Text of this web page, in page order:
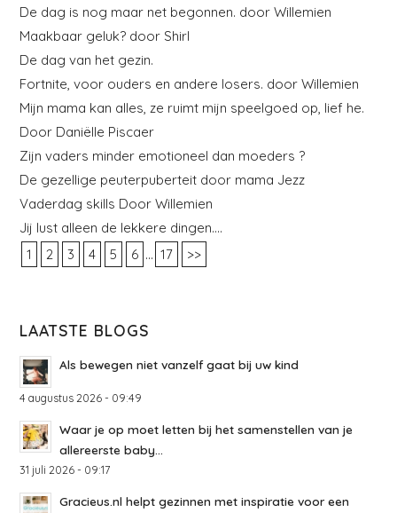
De dag is nog maar net begonnen. door Willemien
Maakbaar geluk? door Shirl
De dag van het gezin.
Fortnite, voor ouders en andere losers. door Willemien
Mijn mama kan alles, ze ruimt mijn speelgoed op, lief he.
Door Daniëlle Piscaer
Zijn vaders minder emotioneel dan moeders ?
De gezellige peuterpuberteit door mama Jezz
Vaderdag skills Door Willemien
Jij lust alleen de lekkere dingen….
1
2 3 4 5 6 ... 17 >>
LAATSTE BLOGS
Als bewegen niet vanzelf gaat bij uw kind
4 augustus 2026 - 09:49
Waar je op moet letten bij het samenstellen van je
allereerste baby...
31 juli 2026 - 09:17
Gracieus.nl helpt gezinnen met inspiratie voor een